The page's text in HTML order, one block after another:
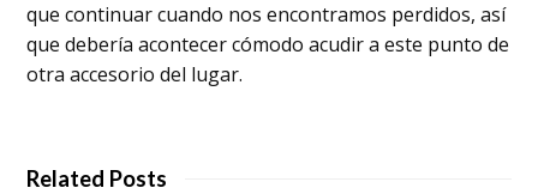
que continuar cuando nos encontramos perdidos, así
que debería acontecer cómodo acudir a este punto de
otra accesorio del lugar.
Related Posts